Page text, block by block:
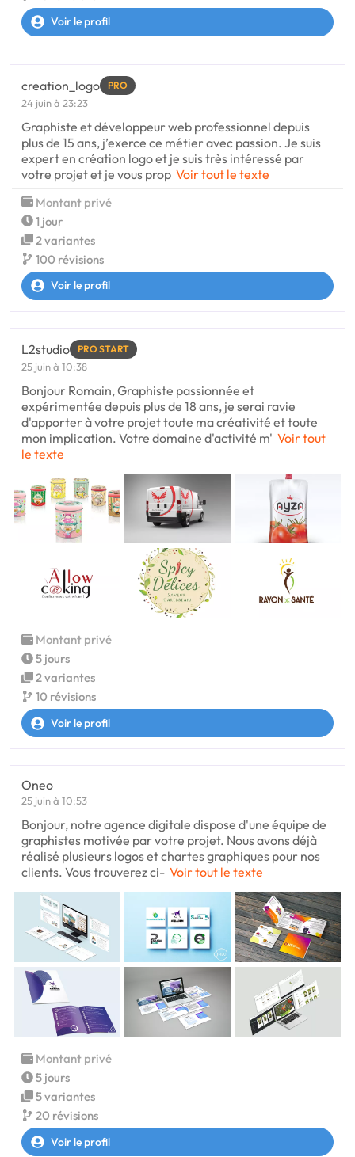
Voir le profil
creation_logo PRO
24 juin à 23:23
Graphiste et développeur web professionnel depuis
plus de 15 ans, j’exerce ce métier avec passion. Je suis
expert en création logo et je suis très intéressé par
votre projet et je vous prop Voir tout le texte
Montant privé
1 jour
2 variantes
100 révisions
Voir le profil
L2studio PRO START
25 juin à 10:38
Bonjour Romain, Graphiste passionnée et
expérimentée depuis plus de 18 ans, je serai ravie
d'apporter à votre projet toute ma créativité et toute
mon implication. Votre domaine d'activité m' Voir tout
le texte
Montant privé
5 jours
2 variantes
10 révisions
Voir le profil
Oneo
25 juin à 10:53
Bonjour, notre agence digitale dispose d'une équipe de
graphistes motivée par votre projet. Nous avons déjà
réalisé plusieurs logos et chartes graphiques pour nos
clients. Vous trouverez ci- Voir tout le texte
Montant privé
5 jours
5 variantes
20 révisions
Voir le profil